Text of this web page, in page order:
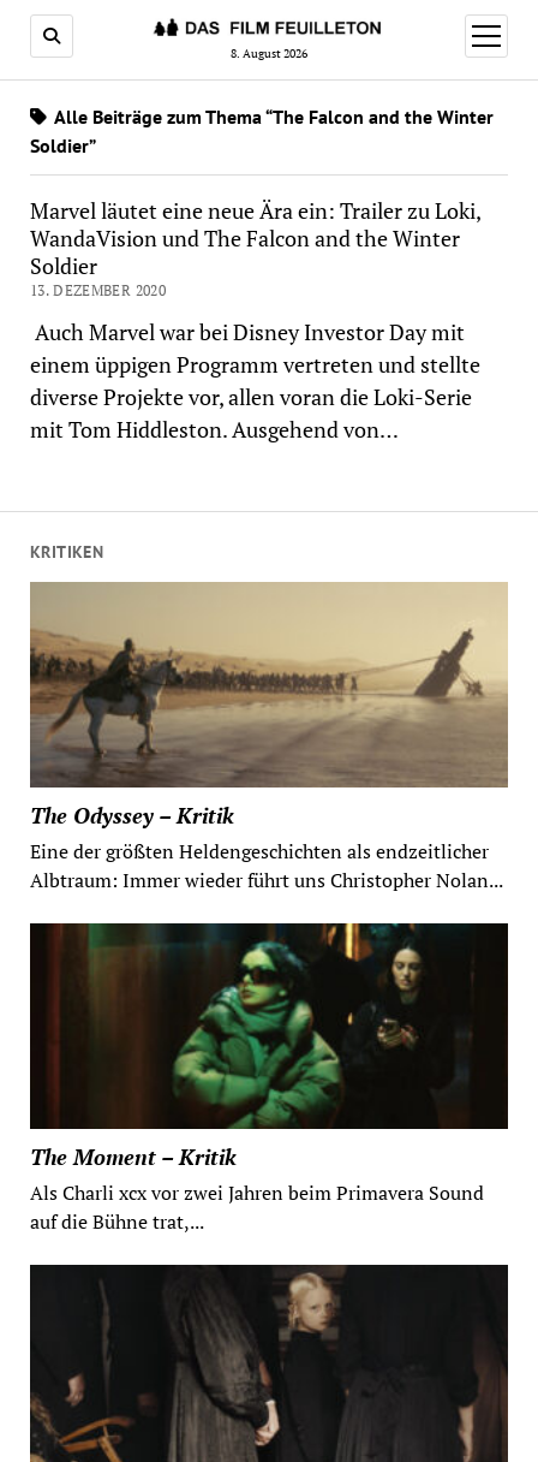
8. August 2026
Menü
öffnen
KRITIKEN
The Odyssey – Kritik
Eine der größten Heldengeschichten als endzeitlicher
Albtraum: Immer wieder führt uns Christopher Nolan...
The Moment – Kritik
Als Charli xcx vor zwei Jahren beim Primavera Sound
auf die Bühne trat,...
Alle Beiträge zum Thema “The Falcon and the Winter
Soldier”
Marvel läutet eine neue Ära ein: Trailer zu Loki,
WandaVision und The Falcon and the Winter
Soldier
13. DEZEMBER 2020
Auch Marvel war bei Disney Investor Day mit
einem üppigen Programm vertreten und stellte
diverse Projekte vor, allen voran die Loki-Serie
mit Tom Hiddleston. Ausgehend von…